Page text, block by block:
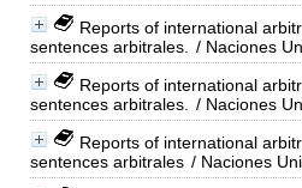
Reports of international
sentences arbitrales.
/ Naciones
Reports of international
sentences arbitrales.
/ Naciones
Reports of international
sentences arbitrales / Naciones